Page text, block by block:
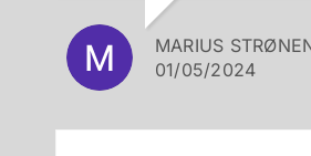
opstået for 12 måneder
Havde utallige
både kiropraktor og
MARIUS
01/05/2024